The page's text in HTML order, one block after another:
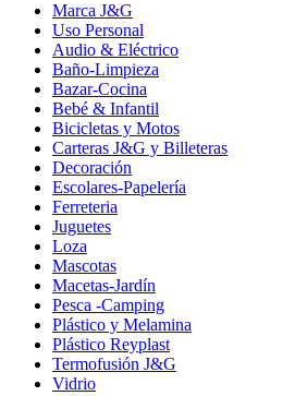
Marca J&G
Uso Personal
Audio & Eléctrico
Baño-Limpieza
Bazar-Cocina
Bebé & Infantil
Bicicletas y Motos
Carteras J&G y Billeteras
Decoración
Escolares-Papelería
Ferreteria
Juguetes
Loza
Mascotas
Macetas-Jardín
Pesca -Camping
Plástico y Melamina
Plástico Reyplast
Termofusión J&G
Vidrio